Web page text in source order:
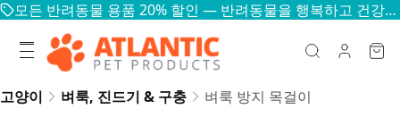
모든 반려동물 용품 20% 할인 — 반려동물을 행복하고 건강하게
고양이 벼룩, 진드기 & 구충 벼룩 방지 목걸이